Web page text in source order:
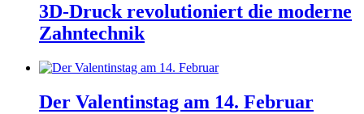
3D-Druck revolutioniert die moderne
Zahntechnik
Der Valentinstag am 14. Februar